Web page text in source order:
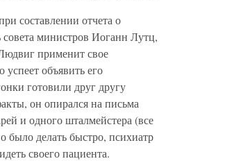
составлении отчета о
совета министров Иоганн Лутц,
применит свое
успеет объявить его
готовили друг другу
он опирался на письма
и одного шталмейстера (все
было делать быстро, психиатр
своего пациента.